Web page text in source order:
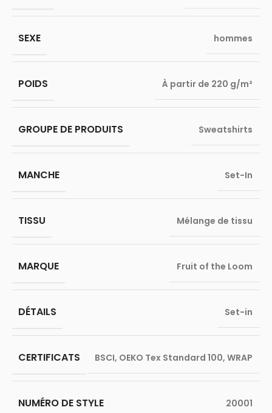
SEXE hommes
POIDS À partir de 220 g/m²
GROUPE DE PRODUITS Sweatshirts
MANCHE Set-In
TISSU Mélange de tissu
MARQUE Fruit of the Loom
DÉTAILS Set-in
CERTIFICATS BSCI, OEKO Tex Standard 100, WRAP
NUMÉRO DE STYLE 20001